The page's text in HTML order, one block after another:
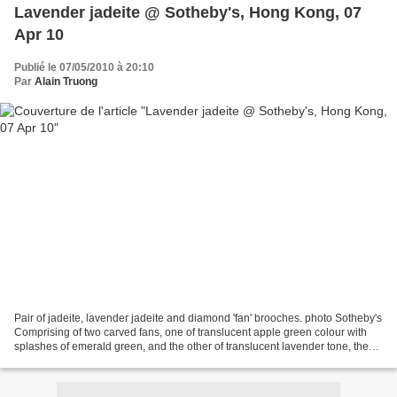
Lavender jadeite @ Sotheby's, Hong Kong, 07
Apr 10
Publié le 07/05/2010 à 20:10
Par Alain Truong
Pair of jadeite, lavender jadeite and diamond 'fan' brooches. photo Sotheby's
Comprising of two carved fans, one of translucent apple green colour with
splashes of emerald green, and the other of translucent lavender tone, the